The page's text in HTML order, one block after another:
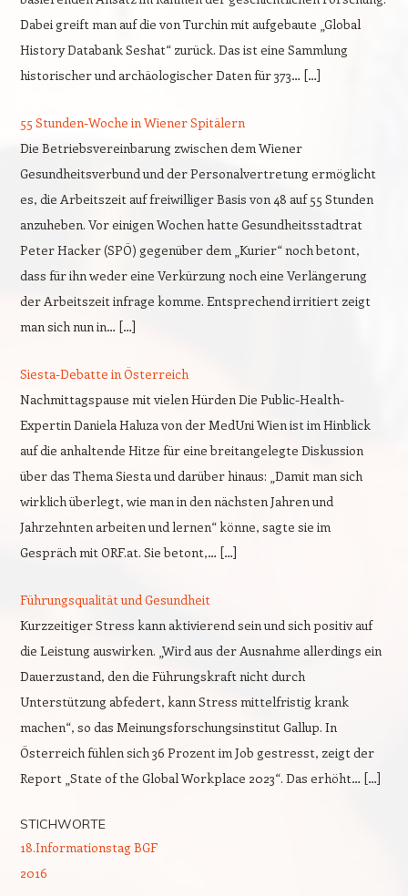
Dabei greift man auf die von Turchin mit aufgebaute „Global
History Databank Seshat“ zurück. Das ist eine Sammlung
historischer und archäologischer Daten für 373… […]
55 Stunden-Woche in Wiener Spitälern
Die Betriebsvereinbarung zwischen dem Wiener
Gesundheitsverbund und der Personalvertretung ermöglicht
es, die Arbeitszeit auf freiwilliger Basis von 48 auf 55 Stunden
anzuheben. Vor einigen Wochen hatte Gesundheitsstadtrat
Peter Hacker (SPÖ) gegenüber dem „Kurier“ noch betont,
dass für ihn weder eine Verkürzung noch eine Verlängerung
der Arbeitszeit infrage komme. Entsprechend irritiert zeigt
man sich nun in… […]
Siesta-Debatte in Österreich
Nachmittagspause mit vielen Hürden Die Public-Health-
Expertin Daniela Haluza von der MedUni Wien ist im Hinblick
auf die anhaltende Hitze für eine breitangelegte Diskussion
über das Thema Siesta und darüber hinaus: „Damit man sich
wirklich überlegt, wie man in den nächsten Jahren und
Jahrzehnten arbeiten und lernen“ könne, sagte sie im
Gespräch mit ORF.at. Sie betont,… […]
Führungsqualität und Gesundheit
Kurzzeitiger Stress kann aktivierend sein und sich positiv auf
die Leistung auswirken. „Wird aus der Ausnahme allerdings ein
Dauerzustand, den die Führungskraft nicht durch
Unterstützung abfedert, kann Stress mittelfristig krank
machen“, so das Meinungsforschungsinstitut Gallup. In
Österreich fühlen sich 36 Prozent im Job gestresst, zeigt der
Report „State of the Global Workplace 2023“. Das erhöht… […]
STICHWORTE
18.Informationstag BGF
2016